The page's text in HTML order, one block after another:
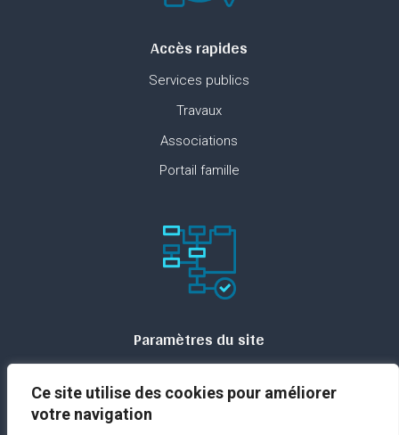
Ce site utilise des cookies pour améliorer
votre navigation
Accès rapides
Services publics
Travaux
Associations
Portail famille
Paramètres du site
Contact